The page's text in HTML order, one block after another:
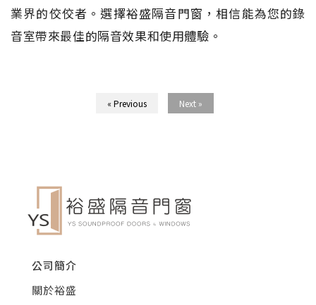
業界的佼佼者。選擇裕盛隔音門窗，相信能為您的錄
音室帶來最佳的隔音效果和使用體驗。
« Previous Next »
公司簡介
關於裕盛